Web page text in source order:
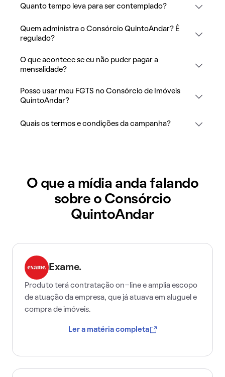
Quanto tempo leva para ser contemplado?
Quem administra o Consórcio QuintoAndar? É
regulado?
O que acontece se eu não puder pagar a
mensalidade?
Posso usar meu FGTS no Consórcio de Imóveis
QuintoAndar?
Quais os termos e condições da campanha?
O que a mídia anda falando
sobre o Consórcio
QuintoAndar
Exame.
Produto terá contratação on-line e amplia escopo
de atuação da empresa, que já atuava em aluguel e
compra de imóveis.
Ler a matéria completa